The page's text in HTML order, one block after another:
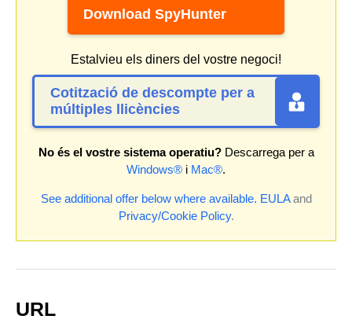
Download SpyHunter
Estalvieu els diners del vostre negoci!
Cotització de descompte per a
múltiples llicències
No és el vostre sistema operatiu?Descarrega per a
Windows® i Mac®.
See additional offer below where available. EULAand
Privacy/Cookie Policy.
URL